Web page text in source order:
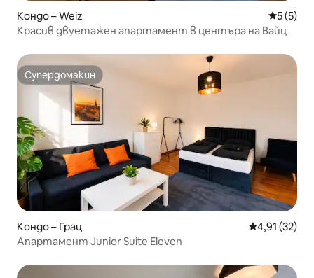
Кондо – Weiz Средна
5 (5)
Красив двуетажен апартамент в центъра на Вайц
Супердомакин
Супердомакин
Кондо – Грац Средна
4,91 (32)
Апартамент Junior Suite Eleven